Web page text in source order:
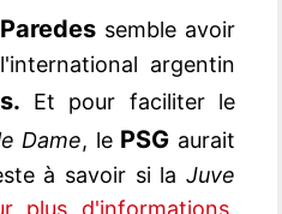
semble avoir
argentin
Et pour faciliter le
Dame, le PSG aurait
à savoir si la Juve
plus d'informations,